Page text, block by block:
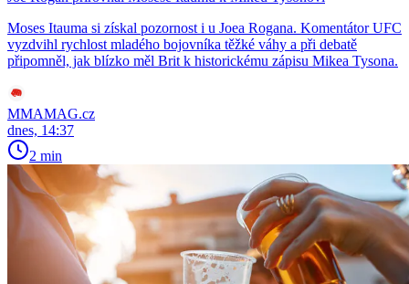
Moses Itauma si získal pozornost i u Joea Rogana. Komentátor UFC
vyzdvihl rychlost mladého bojovníka těžké váhy a při debatě
připomněl, jak blízko měl Brit k historickému zápisu Mikea Tysona.
MMAMAG.cz
dnes, 14:37
2 min